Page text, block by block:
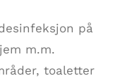
desinfeksjon på
m.m.
toaletter